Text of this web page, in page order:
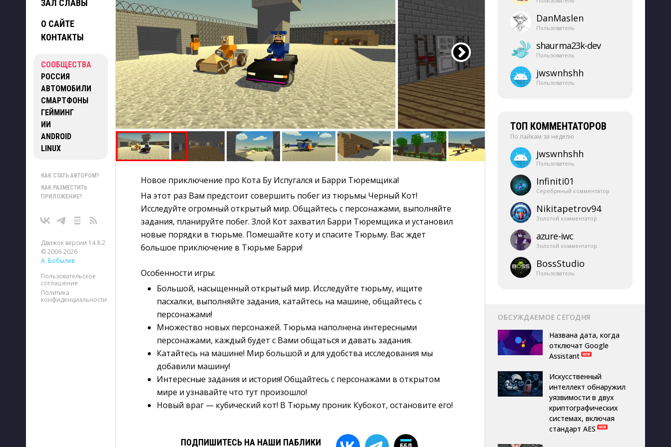
ЗАЛ СЛАВЫ
О САЙТЕ
КОНТАКТЫ
СООБЩЕСТВА
РОССИЯ
АВТОМОБИЛИ
СМАРТФОНЫ
ГЕЙМИНГ
ИИ
ANDROID
LINUX
КАК СТАТЬ АВТОРОМ?
КАК РАЗМЕСТИТЬ
ПРИЛОЖЕНИЕ?
Движок версии 14.8.2
© 2006-2026
А. Бобылев
Пользовательское
соглашение
Политика
конфиденциальности
Новое приключение про Кота Бу Испугался и Барри Тюремщика!
На этот раз Вам предстоит совершить побег из тюрьмы Черный Кот!
Исследуйте огромный открытый мир. Общайтесь с персонажами, выполняйте
задания, планируйте побег. Злой Кот захватил Барри Тюремщика и установил
новые порядки в тюрьме. Помешайте коту и спасите Тюрьму. Вас ждет
большое приключение в Тюрьме Барри!
Особенности игры:
Большой, насыщенный открытый мир. Исследуйте тюрьму, ищите
пасхалки, выполняйте задания, катайтесь на машине, общайтесь с
персонажами!
Множество новых персонажей. Тюрьма наполнена интересными
персонажами, каждый будет с Вами общаться и давать задания.
Катайтесь на машине! Мир большой и для удобства исследования мы
добавили машину!
Интересные задания и история! Общайтесь с персонажами в открытом
мире и узнавайте что тут произошло!
Новый враг — кубический кот! В Тюрьму проник Кубокот, остановите его!
ПОДПИШИТЕСЬ НА НАШИ ПАБЛИКИ
DanMaslen
Пользователь
shaurma23k-​dev
Пользователь
jwswnhshh
Пользователь
ТОП КОММЕНТАТОРОВ
По лайкам за неделю
jwswnhshh
Пользователь
Infiniti01
Серебряный комментатор
Nikitapetrov94
Золотой комментатор
azure-​iwc
Золотой комментатор
BossStudio
Пользователь
ОБСУЖДАЕМОЕ СЕГОДНЯ
Названа дата, когда
отключат Google
Assistant
Искусственный
интеллект обнаружил
уязвимости в двух
криптографических
системах, включая
стандарт AES